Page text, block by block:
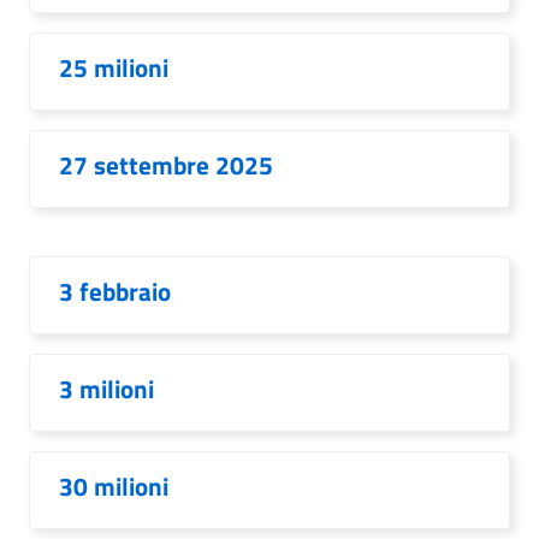
25 milioni
27 settembre 2025
3 febbraio
3 milioni
30 milioni